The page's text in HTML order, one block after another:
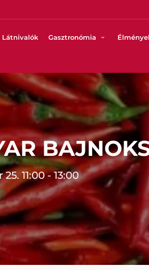
Látnivalók Gasztronómia
11:00 - 13:00